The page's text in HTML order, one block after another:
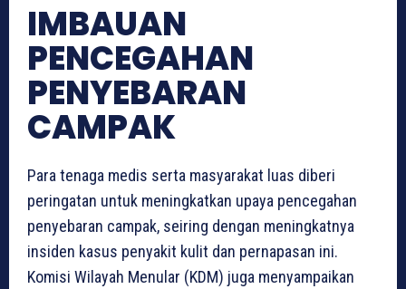
IMBAUAN
PENCEGAHAN
PENYEBARAN
CAMPAK
Para tenaga medis serta masyarakat luas diberi
peringatan untuk meningkatkan upaya pencegahan
penyebaran campak, seiring dengan meningkatnya
insiden kasus penyakit kulit dan pernapasan ini.
Komisi Wilayah Menular (KDM) juga menyampaikan